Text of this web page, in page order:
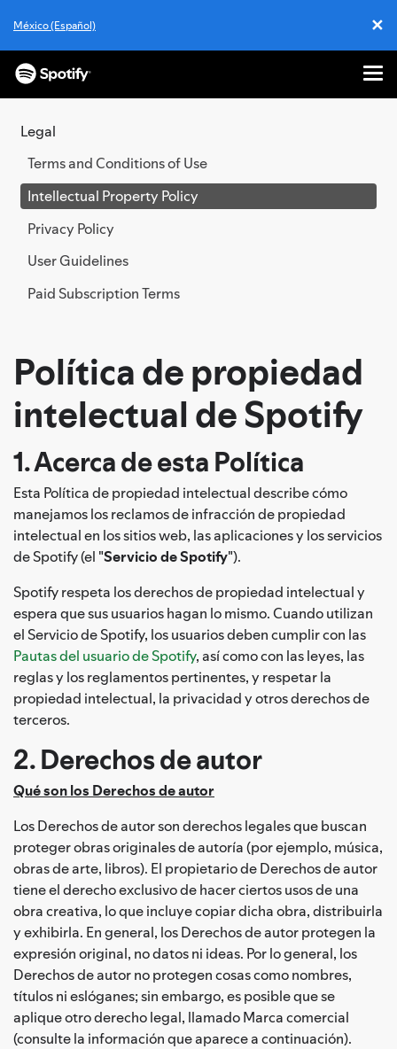
México (Español)
✕
Legal
Terms and Conditions of Use
Intellectual Property Policy
Privacy Policy
User Guidelines
Paid Subscription Terms
Política de propiedad
intelectual de Spotify
1. Acerca de esta Política
Esta Política de propiedad intelectual describe cómo
manejamos los reclamos de infracción de propiedad
intelectual en los sitios web, las aplicaciones y los servicios
de Spotify (el "Servicio de Spotify").
Spotify respeta los derechos de propiedad intelectual y
espera que sus usuarios hagan lo mismo. Cuando utilizan
el Servicio de Spotify, los usuarios deben cumplir con las
Pautas del usuario de Spotify, así como con las leyes, las
reglas y los reglamentos pertinentes, y respetar la
propiedad intelectual, la privacidad y otros derechos de
terceros.
2. Derechos de autor
Qué son los Derechos de autor
Los Derechos de autor son derechos legales que buscan
proteger obras originales de autoría (por ejemplo, música,
obras de arte, libros). El propietario de Derechos de autor
tiene el derecho exclusivo de hacer ciertos usos de una
obra creativa, lo que incluye copiar dicha obra, distribuirla
y exhibirla. En general, los Derechos de autor protegen la
expresión original, no datos ni ideas. Por lo general, los
Derechos de autor no protegen cosas como nombres,
títulos ni eslóganes; sin embargo, es posible que se
aplique otro derecho legal, llamado Marca comercial
(consulte la información que aparece a continuación).